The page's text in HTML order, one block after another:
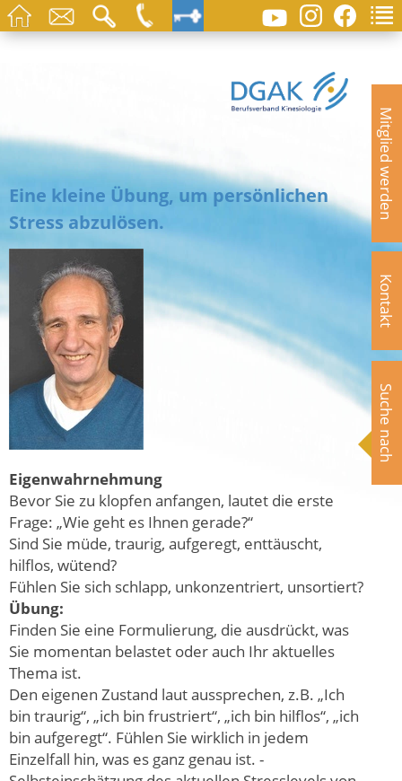
Mitglied werden
Kontakt
Suche nach
Eine kleine Übung, um persönlichen
Stress abzulösen.
Eigenwahrnehmung
Bevor Sie zu klopfen anfangen, lautet die erste
Frage: „Wie geht es Ihnen gerade?“
Sind Sie müde, traurig, aufgeregt, enttäuscht,
hilflos, wütend?
Fühlen Sie sich schlapp, unkonzentriert, unsortiert?
Übung:
Finden Sie eine Formulierung, die ausdrückt, was
Sie momentan belastet oder auch Ihr aktuelles
Thema ist.
Den eigenen Zustand laut aussprechen, z.B. „Ich
bin traurig“, „ich bin frustriert“, „ich bin hilflos“, „ich
bin aufgeregt“. Fühlen Sie wirklich in jedem
Einzelfall hin, was es ganz genau ist. -